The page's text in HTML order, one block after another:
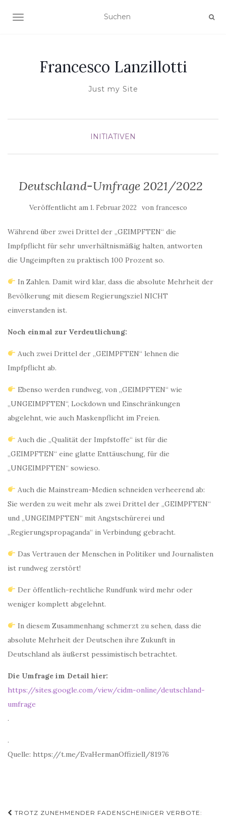
NAVIGATION UMSCHALTEN
Francesco Lanzillotti
Just my Site
INITIATIVEN
Deutschland-Umfrage 2021/2022
Veröffentlicht am 1. Februar 2022 von francesco
Während über zwei Drittel der „GEIMPFTEN“ die
Impfpflicht für sehr unverhältnismäßig halten, antworten
die Ungeimpften zu praktisch 100 Prozent so.
In Zahlen. Damit wird klar, dass die absolute Mehrheit der
Bevölkerung mit diesem Regierungsziel NICHT
einverstanden ist.
Noch einmal zur Verdeutlichung:
Auch zwei Drittel der „GEIMPFTEN“ lehnen die
Impfpflicht ab.
Ebenso werden rundweg, von „GEIMPFTEN“ wie
„UNGEIMPFTEN“, Lockdown und Einschränkungen
abgelehnt, wie auch Maskenpflicht im Freien.
Auch die „Qualität der Impfstoffe“ ist für die
„GEIMPFTEN“ eine glatte Enttäuschung, für die
„UNGEIMPFTEN“ sowieso.
Auch die Mainstream-Medien schneiden verheerend ab:
Sie werden zu weit mehr als zwei Drittel der „GEIMPFTEN“
und „UNGEIMPFTEN“ mit Angstschürerei und
„Regierungspropaganda“ in Verbindung gebracht.
Das Vertrauen der Menschen in Politiker und Journalisten
ist rundweg zerstört!
Der öffentlich-rechtliche Rundfunk wird mehr oder
weniger komplett abgelehnt.
In diesem Zusammenhang schmerzt zu sehen, dass die
absolute Mehrheit der Deutschen ihre Zukunft in
Deutschland als äußerst pessimistisch betrachtet.
Die Umfrage im Detail hier:
https://sites.google.com/view/cidm-online/deutschland-
umfrage
.
.
Quelle: https://t.me/EvaHermanOffiziell/81976
Beitragsnavigation
TROTZ ZUNEHMENDER FADENSCHEINIGER VERBOTE: